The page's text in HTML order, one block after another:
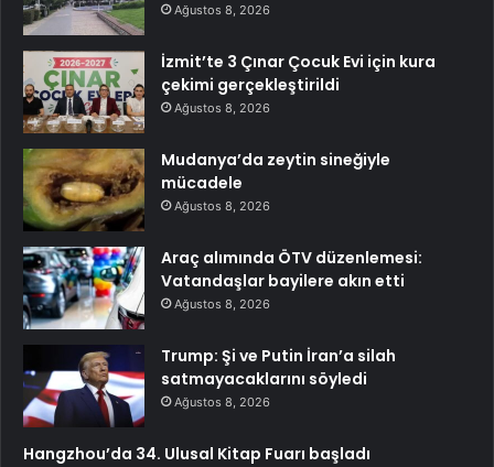
Ağustos 8, 2026
İzmit’te 3 Çınar Çocuk Evi için kura
çekimi gerçekleştirildi
Ağustos 8, 2026
Mudanya’da zeytin sineğiyle
mücadele
Ağustos 8, 2026
Araç alımında ÖTV düzenlemesi:
Vatandaşlar bayilere akın etti
Ağustos 8, 2026
Trump: Şi ve Putin İran’a silah
satmayacaklarını söyledi
Ağustos 8, 2026
Hangzhou’da 34. Ulusal Kitap Fuarı başladı